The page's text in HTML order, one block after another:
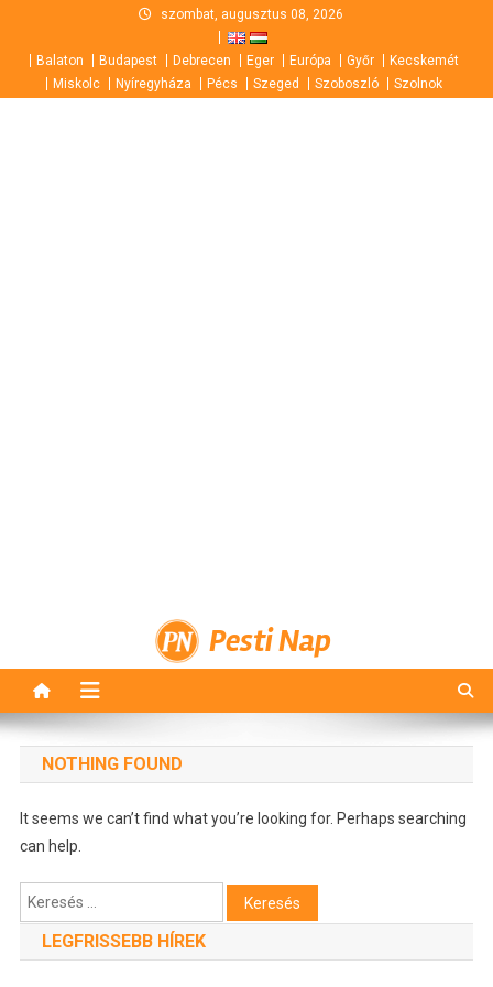
content
szombat, augusztus 08, 2026
Balaton Budapest Debrecen Eger Európa Győr
Kecskemét
Miskolc
Nyíregyháza Pécs Szeged Szoboszló Szolnok
Pesti Nap
NOTHING FOUND
It seems we can’t find what you’re looking for. Perhaps searching
can help.
Keresés:
LEGFRISSEBB HÍREK